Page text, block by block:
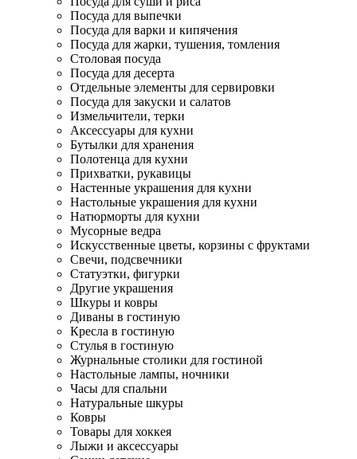
Посуда для выпечки
Посуда для варки и кипячения
Посуда для жарки, тушения, томления
Столовая посуда
Посуда для десерта
Отдельные элементы для сервировки
Посуда для закуски и салатов
Измельчители, терки
Аксессуары для кухни
Бутылки для хранения
Полотенца для кухни
Прихватки, рукавицы
Настенные украшения для кухни
Настольные украшения для кухни
Натюрморты для кухни
Мусорные ведра
Искусственные цветы, корзины с фруктами
Свечи, подсвечники
Статуэтки, фигурки
Другие украшения
Шкуры и ковры
Диваны в гостиную
Кресла в гостиную
Стулья в гостиную
Журнальные столики для гостиной
Настольные лампы, ночники
Часы для спальни
Натуральные шкуры
Ковры
Товары для хоккея
Лыжи и аксессуары